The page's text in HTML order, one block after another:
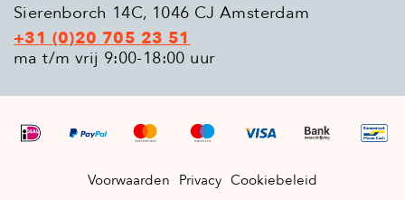
Sierenborch 14C, 1046 CJ Amsterdam
+31 (0)20 705 23 51
ma t/m vrij 9:00-18:00 uur
Voorwaarden Privacy Cookiebeleid